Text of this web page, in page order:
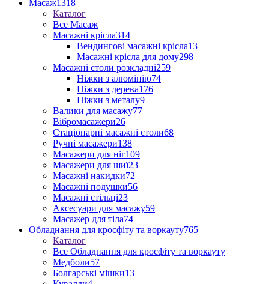
Масаж1318
Каталог
Все Масаж
Масажні крісла314
Вендингові масажні крісла13
Масажні крісла для дому298
Масажні столи розкладні259
Ніжки з алюмінію74
Ніжки з дерева176
Ніжки з металу9
Валики для масажу77
Вібромасажери26
Стаціонарні масажні столи68
Ручні масажери138
Масажери для ніг109
Масажери для шиї23
Масажні накидки72
Масажні подушки56
Масажні стільці23
Аксесуари для масажу59
Масажер для тіла74
Обладнання для кросфіту та воркауту765
Каталог
Все Обладнання для кросфіту та воркауту
Медболи57
Болгарські мішки13